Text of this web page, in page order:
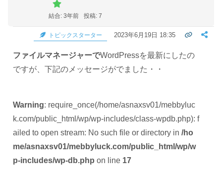
結合: 3年前 投稿: 7
トピックスターター 2023年6月19日 18:35
ファイルマネージャーでWordPressを最新にしたの
ですが、下記のメッセージがでました・・
Warning: require_once(/home/asnaxsv01/mebbyluc
k.com/public_html/wp/wp-includes/class-wpdb.php): f
ailed to open stream: No such file or directory in /ho
me/asnaxsv01/mebbyluck.com/public_html/wp/w
p-includes/wp-db.php on line 17